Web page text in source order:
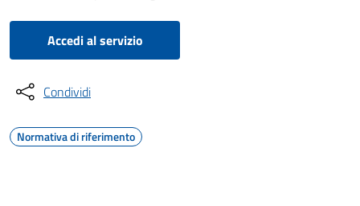
Accedi al servizio
Condividi
Normativa di riferimento